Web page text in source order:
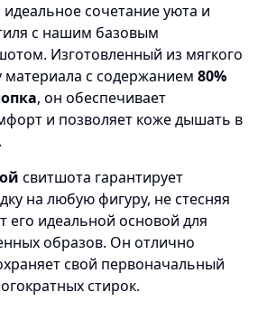
сочетание уюта и
с нашим базовым
Изготовленный из мягкого
материала с содержанием 80%
, он обеспечивает
и позволяет коже дышать в
свитшота гарантирует
на любую фигуру, не стесняя
его идеальной основой для
образов. Он отлично
свой первоначальный
стирок.